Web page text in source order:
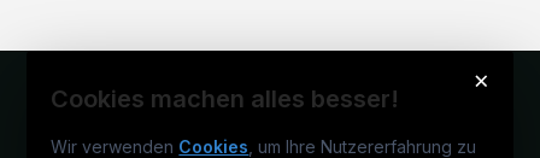
×
Cookies machen alles besser!
Wir verwenden Cookies , um Ihre Nutzererfahrung zu